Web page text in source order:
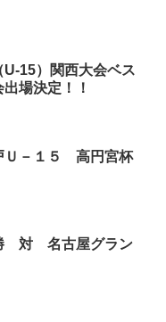
U-15）関西大会ベス
出場決定！！
Ｕ－１５ 高円宮杯
対 名古屋グラン